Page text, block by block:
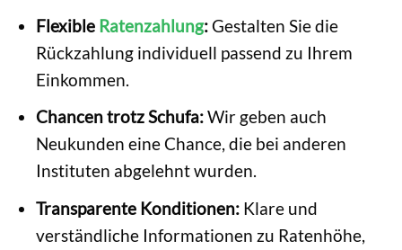
Flexible Ratenzahlung:Gestalten Sie die
Rückzahlung individuell passend zu Ihrem
Einkommen.
Chancen trotz Schufa:Wir geben auch
Neukunden eine Chance, die bei anderen
Instituten abgelehnt wurden.
Transparente Konditionen:Klare und
verständliche Informationen zu Ratenhöhe,